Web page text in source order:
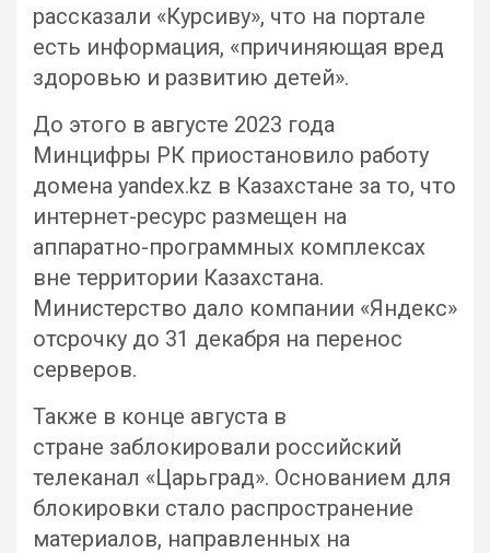
рассказали «Курсиву», что на портале
есть информация, «причиняющая вред
здоровью и развитию детей».
До этого в августе 2023 года
Минцифры РК приостановило работу
домена yandex.kz в Казахстане за то, что
интернет-ресурс размещен на
аппаратно-программных комплексах
вне территории Казахстана.
Министерство дало компании «Яндекс»
отсрочку до 31 декабря на перенос
серверов.
Также в конце августа в
стране заблокировали российский
телеканал «Царьград». Основанием для
блокировки стало распространение
материалов, направленных на